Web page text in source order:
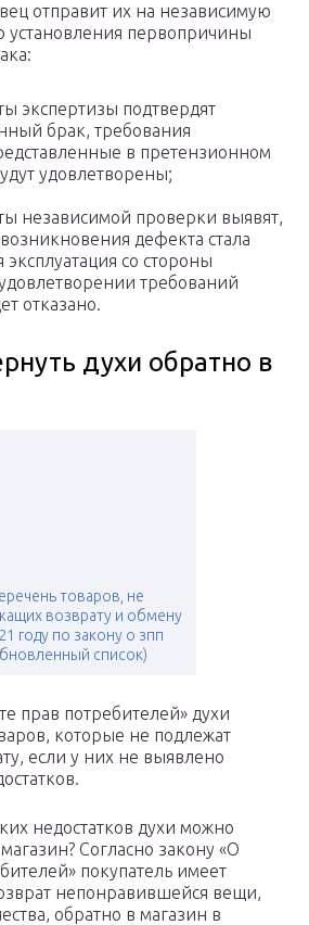
отправит их на независимую
установления первопричины
экспертизы подтвердят
брак, требования
в претензионном
удовлетворены;
независимой проверки выявят,
дефекта стала
со стороны
требований
отказано.
духи обратно в
товаров, не
возврату и обмену
году по закону о зпп
список)
прав потребителей» духи
которые не подлежат
если у них не выявлено
недостатков духи можно
Согласно закону «О
покупатель имеет
непонравившейся вещи,
обратно в магазин в